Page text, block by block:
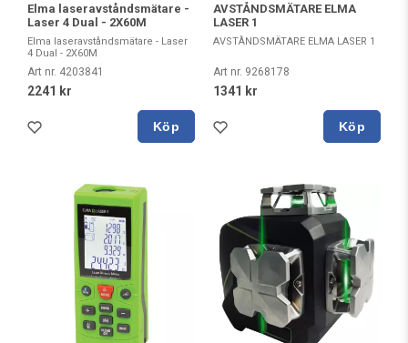
Elma laseravståndsmätare -
Laser 4 Dual - 2X60M
Elma laseravståndsmätare - Laser
4 Dual - 2X60M
Art nr. 4203841
2241 kr
Köp
AVSTÅNDSMÄTARE ELMA
LASER 1
AVSTÅNDSMÄTARE ELMA LASER 1
Art nr. 9268178
1341 kr
Köp